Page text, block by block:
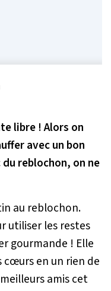
libre ! Alors on
avec un bon
reblochon, on ne
au reblochon.
utiliser les restes
gourmande ! Elle
cœurs en un rien de
amis cet